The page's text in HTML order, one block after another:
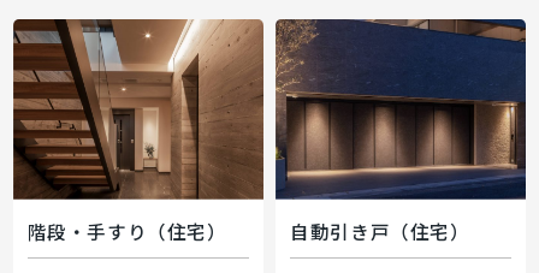
階段・手すり（住宅） 自動引き戸（住宅）